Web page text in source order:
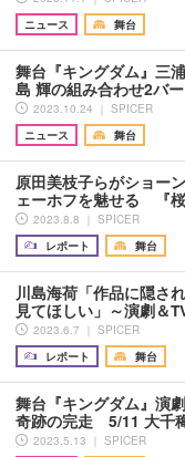
ニュース
舞台
舞台『キングダム』三
島 輝の組み合わせ2バ
2023.10.24 ｜ SPICER
ニュース
舞台
原田美枝子らがショー
ェーホフを魅せる 『
2023.8.8 ｜ SPICER
レポート
舞台
川島海荷「作品に隠さ
見てほしい」～演劇＆
2023.6.7 ｜ SPICER
レポート
舞台
舞台『キングダム』演
奇跡の完走 5/11 大千
2023.5.13 ｜ SPICER